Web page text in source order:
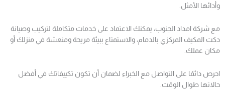
وأدائها الأمثل.
مع شركة امداد الجنوب، يمكنك الاعتماد على خدمات متكاملة لتركيب وصيانة
دكت المكيف المركزي بالدمام، والاستمتاع ببيئة مريحة ومنعشة في منزلك أو
مكان عملك.
احرص دائمًا على التواصل مع الخبراء لضمان أن تكون تكييفاتك في أفضل
حالاتها طوال الوقت.